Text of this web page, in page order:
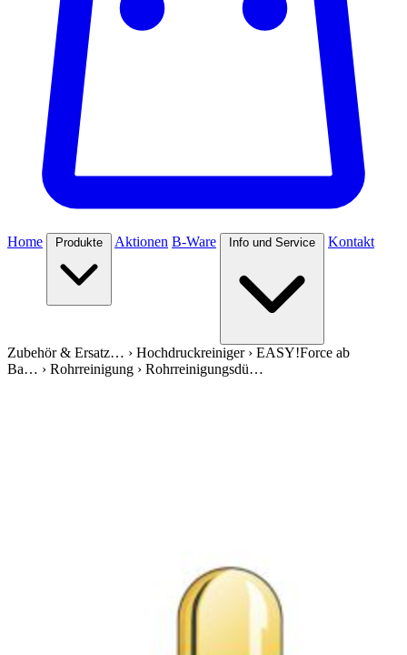
Home Produkte Aktionen B-Ware Info und Service Kontakt
Zubehör & Ersatz… › Hochdruckreiniger› EASY!Force ab
Ba… › Rohrreinigung › Rohrreinigungsdü…